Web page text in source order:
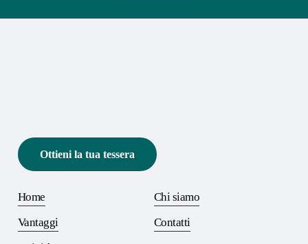
Ottieni la tua tessera
Home
Vantaggi
Chi siamo
Contatti